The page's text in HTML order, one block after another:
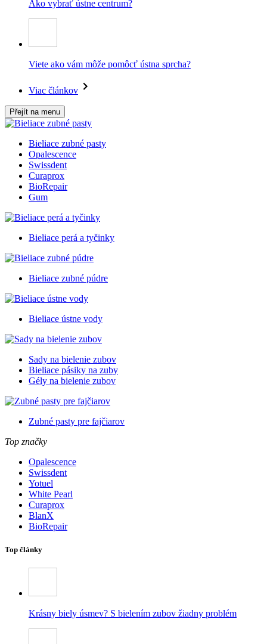
Ako vybrať ústne centrum?
Viete ako vám môže pomôcť ústna sprcha?
Viac článkov
Přejít na menu
Bieliace zubné pasty
Opalescence
Swissdent
Curaprox
BioRepair
Gum
Bieliace perá a tyčinky
Bieliace zubné púdre
Bieliace ústne vody
Sady na bielenie zubov
Bieliace pásiky na zuby
Gély na bielenie zubov
Zubné pasty pre fajčiarov
Top značky
Opalescence
Swissdent
Yotuel
White Pearl
Curaprox
BlanX
BioRepair
Top články
Krásny biely úsmev? S bielením zubov žiadny problém